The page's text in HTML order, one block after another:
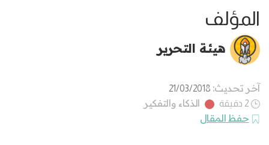
المؤلف
هيئة التحرير
آخر تحديث: 21/03/2018
2 دقيقة
الذكاء والتفكير
حفظ المقال